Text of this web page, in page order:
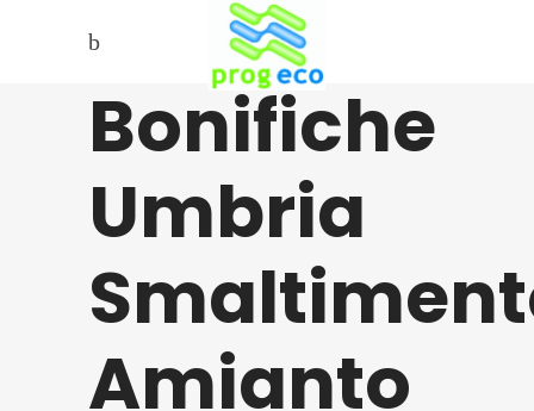
Bonifiche
Umbria
Amianto